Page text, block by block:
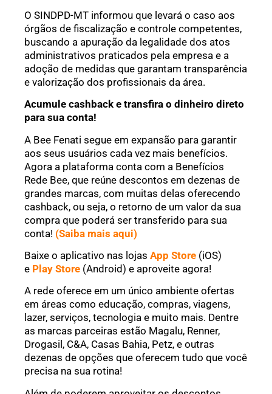
O SINDPD-MT informou que levará o caso aos
órgãos de fiscalização e controle competentes,
buscando a apuração da legalidade dos atos
administrativos praticados pela empresa e a
adoção de medidas que garantam transparência
e valorização dos profissionais da área.
Acumule cashback e transfira o dinheiro direto
para sua conta!
A Bee Fenati segue em expansão para garantir
aos seus usuários cada vez mais benefícios.
Agora a plataforma conta com a Benefícios
Rede Bee, que reúne descontos em dezenas de
grandes marcas, com muitas delas oferecendo
cashback, ou seja, o retorno de um valor da sua
compra que poderá ser transferido para sua
conta! (Saiba mais aqui)
Baixe o aplicativo nas lojas App Store (iOS)
e Play Store (Android) e aproveite agora!
A rede oferece em um único ambiente ofertas
em áreas como educação, compras, viagens,
lazer, serviços, tecnologia e muito mais. Dentre
as marcas parceiras estão Magalu, Renner,
Drogasil, C&A, Casas Bahia, Petz, e outras
dezenas de opções que oferecem tudo que você
precisa na sua rotina!